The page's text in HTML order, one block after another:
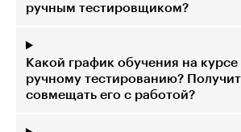
ручным тестировщиком?
Какой график обучения на курсе
ручному тестированию?
совмещать его с работой?